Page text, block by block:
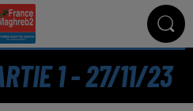
1 - 27/11/23